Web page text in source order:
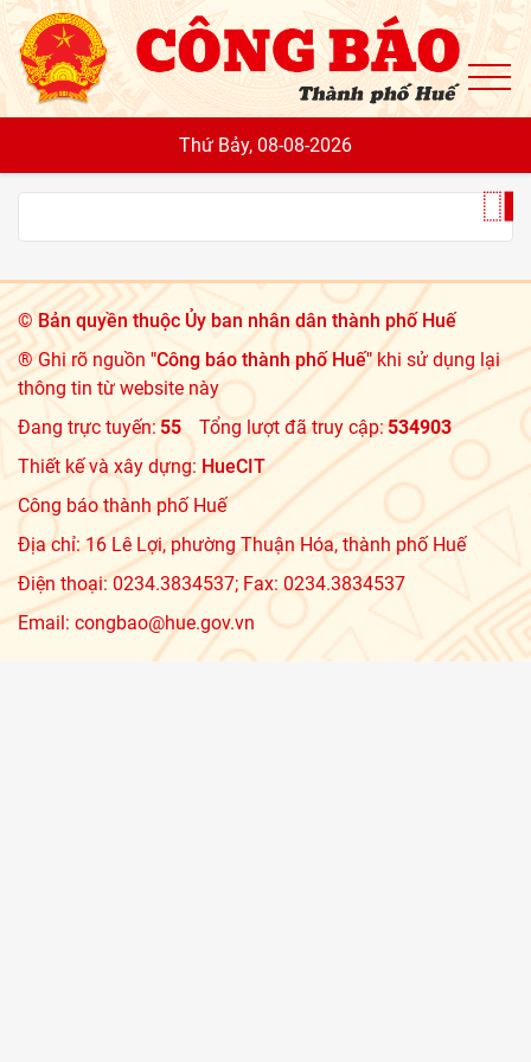
Thứ Bảy, 08-08-2026
©Bản quyền thuộc Ủy ban nhân dân thành phố Huế
® Ghi rõ nguồn "Công báo thành phố Huế"khi sử dụng lại
thông tin từ website này
Đang trực tuyến:55 Tổng lượt đã truy cập:534903
Thiết kế và xây dựng: HueCIT
Công báo thành phố Huế
Địa chỉ: 16 Lê Lợi, phường Thuận Hóa, thành phố Huế
Điện thoại: 0234.3834537; Fax: 0234.3834537
Email: congbao@hue.gov.vn